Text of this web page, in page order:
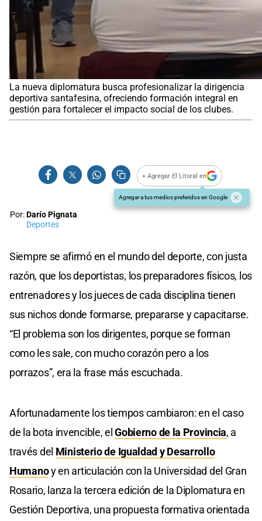
La nueva diplomatura busca profesionalizar la dirigencia
deportiva santafesina, ofreciendo formación integral en
gestión para fortalecer el impacto social de los clubes.
+ Agregar El Litoral en
Agregar a tus medios preferidos en Google
Por:Darío Pignata
Deportes
Siempre se afirmó en el mundo del deporte, con justa
razón, que los deportistas, los preparadores físicos, los
entrenadores y los jueces de cada disciplina tienen
sus nichos donde formarse, prepararse y capacitarse.
“El problema son los dirigentes, porque se forman
como les sale, con mucho corazón pero a los
porrazos”, era la frase más escuchada.
Afortunadamente los tiempos cambiaron: en el caso
de la bota invencible, elGobierno de la Provincia, a
través del Ministerio de Igualdad y Desarrollo
Humanoy en articulación con la Universidad del Gran
Rosario, lanza la tercera edición de la Diplomatura en
Gestión Deportiva, una propuesta formativa orientada